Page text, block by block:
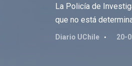
La Policía de
que no está
Diario UChile 20-